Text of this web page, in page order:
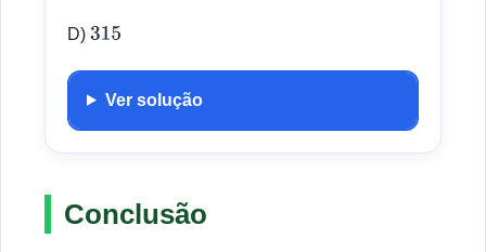
D) 315
Ver solução
Conclusão